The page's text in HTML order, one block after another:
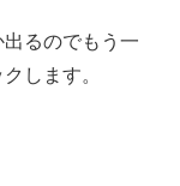
るのでもう一
します。